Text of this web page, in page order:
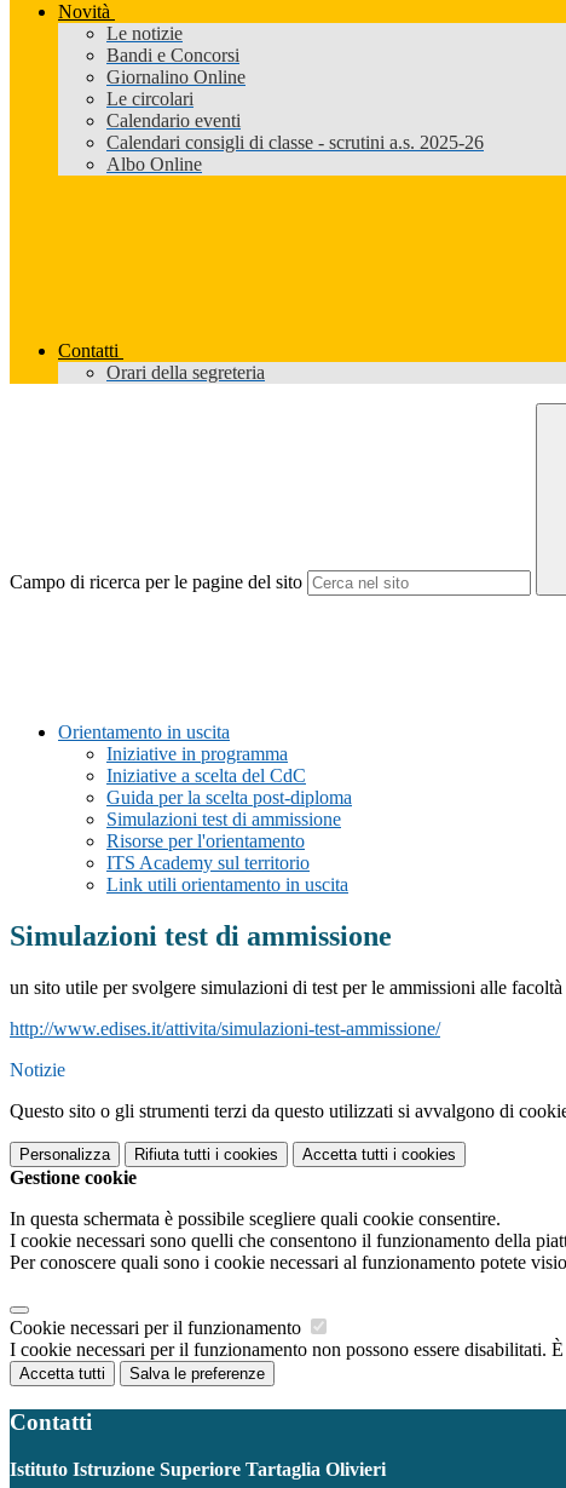
Novità
Le notizie
Bandi e Concorsi
Giornalino Online
Le circolari
Calendario eventi
Calendari consigli di classe - scrutini a.s. 2025-26
Albo Online
Contatti
Orari della segreteria
Campo di ricerca per le pagine del sito
Orientamento in uscita
Iniziative in programma
Iniziative a scelta del CdC
Guida per la scelta post-diploma
Simulazioni test di ammissione
Risorse per l'orientamento
ITS Academy sul territorio
Link utili orientamento in uscita
Simulazioni test di ammissione
un sito utile per svolgere simulazioni di test per le ammissioni alle
http://www.edises.it/attivita/simulazioni-test-ammissione/
Notizie
Questo sito o gli strumenti terzi da questo utilizzati si avvalgono di
Personalizza Rifiuta tutti i cookies Accetta tutti i cookies
Gestione cookie
In questa schermata è possibile scegliere quali cookie consentire.
I cookie necessari sono quelli che consentono il funzionamento della
Per conoscere quali sono i cookie necessari al funzionamento potete
Cookie necessari per il funzionamento
I cookie necessari per il funzionamento non possono essere disabilitati.
Accetta tutti Salva le preferenze
Contatti
Istituto Istruzione Superiore Tartaglia Olivieri